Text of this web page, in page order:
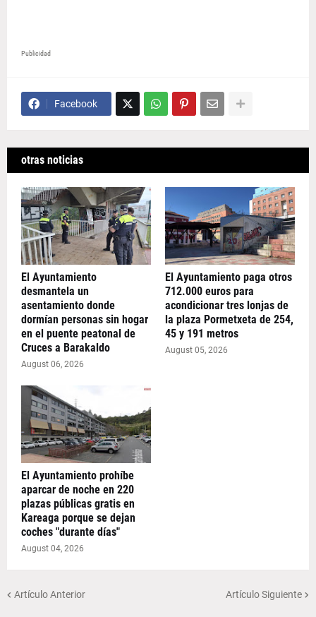
Publicidad
Facebook
otras noticias
El Ayuntamiento
desmantela un
asentamiento donde
dormían personas sin hogar
en el puente peatonal de
Cruces a Barakaldo
August 06, 2026
El Ayuntamiento paga otros
712.000 euros para
acondicionar tres lonjas de
la plaza Pormetxeta de 254,
45 y 191 metros
August 05, 2026
El Ayuntamiento prohíbe
aparcar de noche en 220
plazas públicas gratis en
Kareaga porque se dejan
coches "durante días"
August 04, 2026
Artículo Anterior Artículo Siguiente